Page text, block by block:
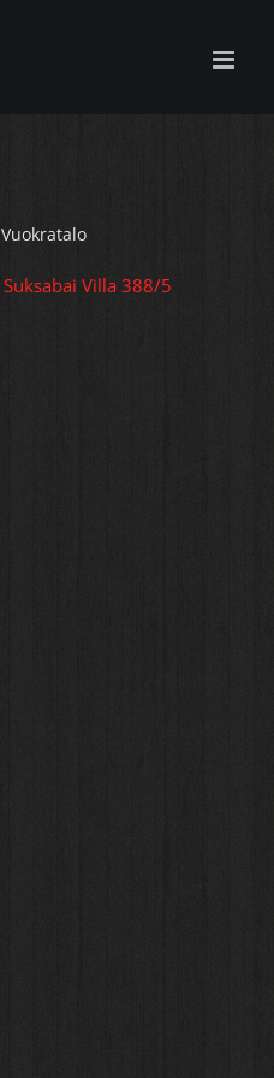
Vuokratalo
Suksabai Villa 388/5